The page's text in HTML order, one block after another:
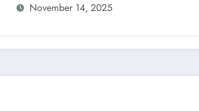
November 14, 2025